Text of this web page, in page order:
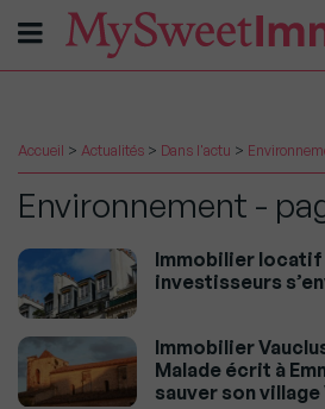
Accueil > Actualités > Dans l'actu >
Environnement -
Immobilier locatif
investisseurs
Immobilier
Malade écrit à
sauver son village